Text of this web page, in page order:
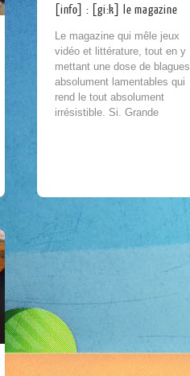
[info] : [gi:k] le magazine
Le magazine qui mêle jeux
vidéo et littérature, tout en y
mettant une dose de blagues
absolument lamentables qui
rend le tout absolument
irrésistible. Si. Grande